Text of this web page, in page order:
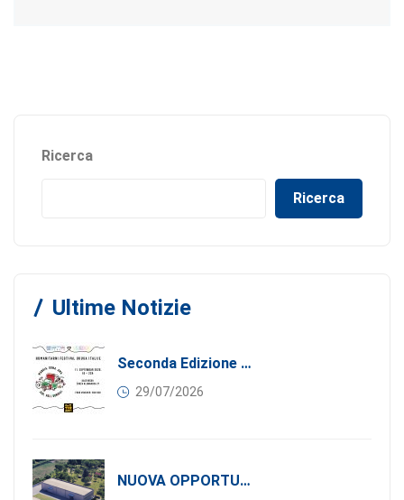
Ricerca
Ricerca
Ultime Notizie
Seconda Edizione Di MANGIA. DONA. AMA: Quando La Gastronomia Incontra La Solidarietà, 11 Settembre 2026
29/07/2026
NUOVA OPPORTUNITÀ DI BUSINESS PER I SOCI DI CONFINDUSTRIA SERBIA: Affitasi Un Moderno Capannone Industriale A Pančevo – 1.200 M² Nella Zona Industriale